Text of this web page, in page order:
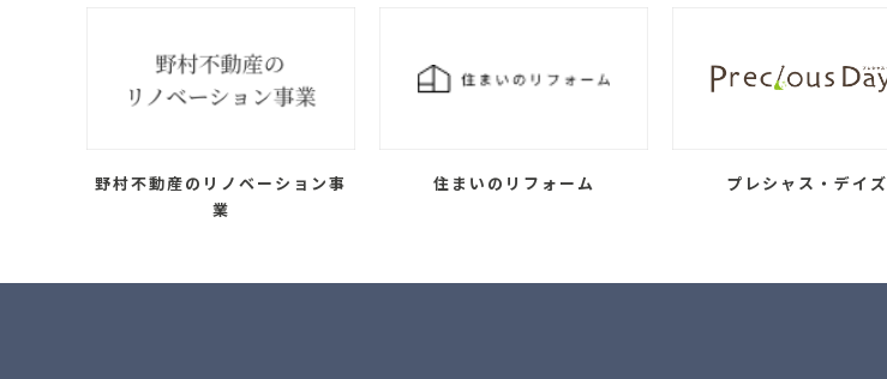
野村不動産のリノベーション事
業
住まいのリフォーム プレシャス・デイズ